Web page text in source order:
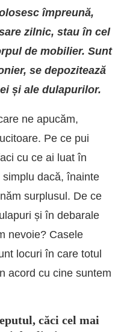
împreună,
zilnic, stau în cel
de mobilier. Sunt
se depozitează
și ale dulapurilor.
ne apucăm,
Pe ce pui
cu ce ai luat în
dacă, înainte
surplusul. De ce
și în debarale
nevoie? Casele
locuri în care totul
acord cu cine suntem
căci cel mai